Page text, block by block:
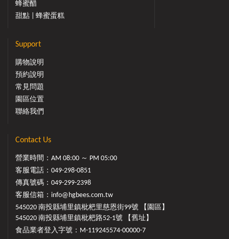
蜂蜜醋
甜點 | 蜂蜜蛋糕
Support
購物說明
預約說明
常見問題
園區位置
聯絡我們
Contact Us
營業時間：AM 08:00 ～ PM 05:00
客服電話： 049-298-0851
傳真號碼：049-299-2398
客服信箱： info@hgbees.com.tw
545020 南投縣埔里鎮枇杷里慈恩街99號 【園區】
545020 南投縣埔里鎮枇杷路52-1號 【舊址】
食品業者登入字號：M-119245574-00000-7